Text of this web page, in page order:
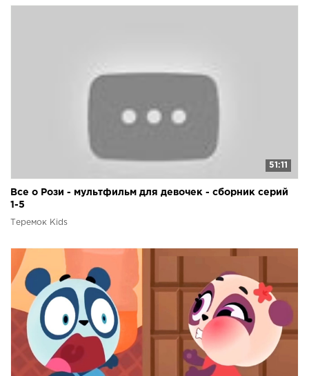
51:11
Все о Рози - мультфильм для девочек - сборник серий
1-5
Теремок Kids